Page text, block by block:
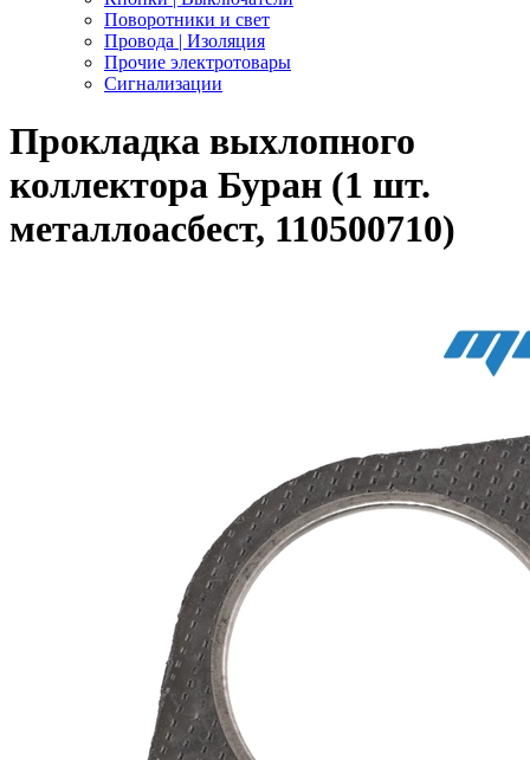
Поворотники и свет
Провода | Изоляция
Прочие электротовары
Сигнализации
Прокладка выхлопного
коллектора Буран (1 шт.
металлоасбест, 110500710)